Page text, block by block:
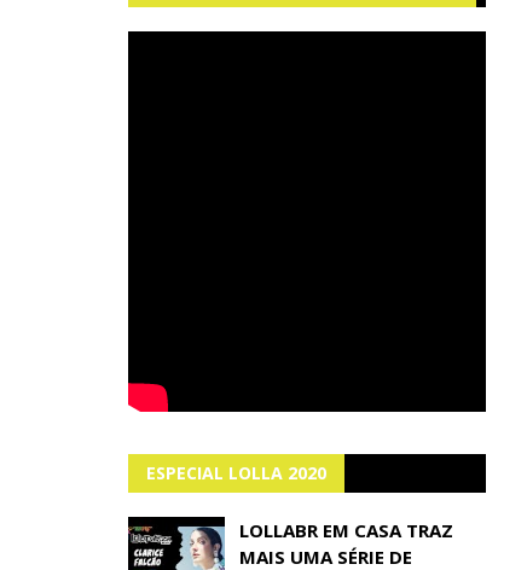
ESPECIAL LOLLA 2020
LOLLABR EM CASA TRAZ
MAIS UMA SÉRIE DE